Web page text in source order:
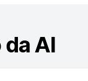
AI